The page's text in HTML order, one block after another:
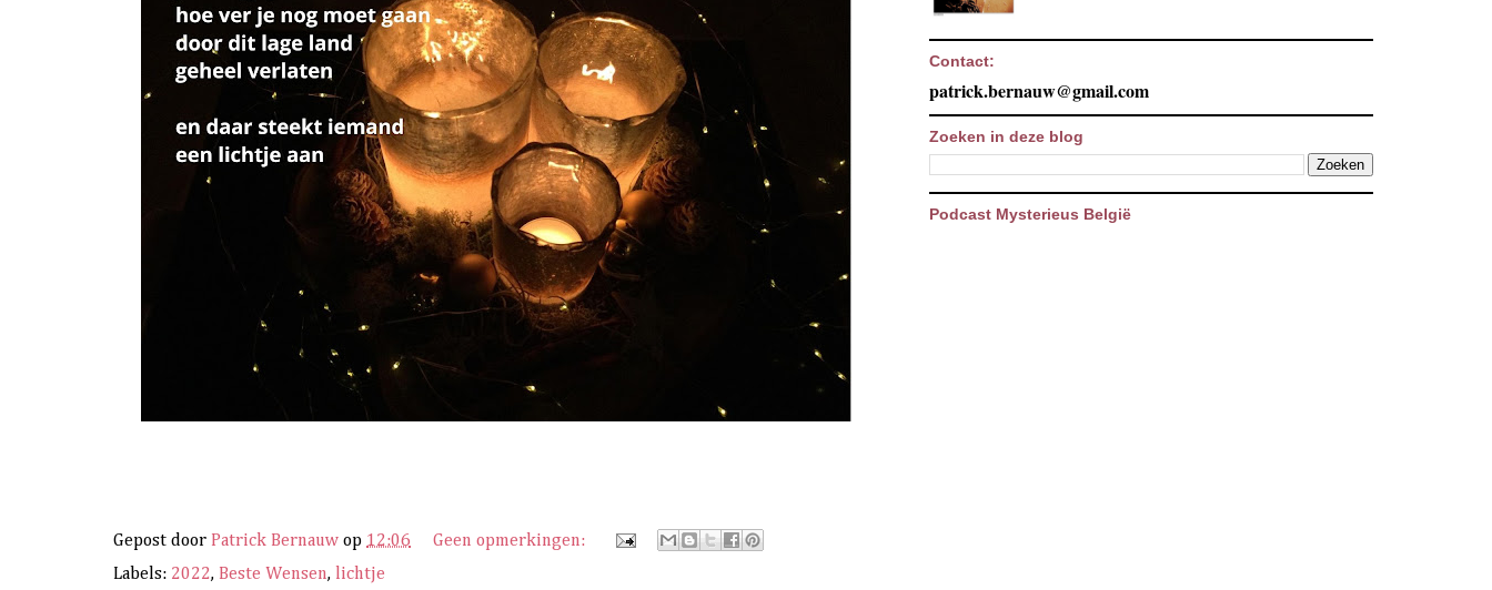
Gepost door Patrick Bernauw op 12:06
Geen opmerkingen:
Labels: 2022, Beste Wensen, lichtje
Contact:
patrick.bernauw@gmail.com
Zoeken in deze blog
Podcast Mysterieus België